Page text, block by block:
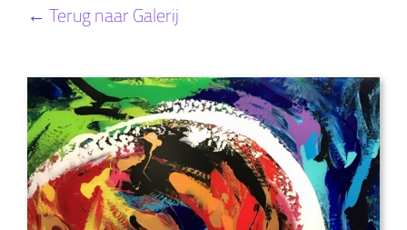
← Terug naar Galerij